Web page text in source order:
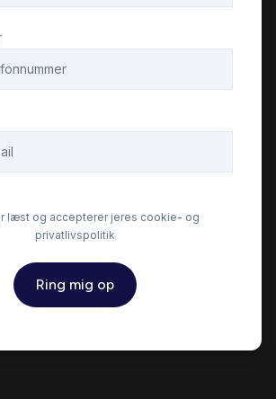
læst og accepterer jeres cookie- og
privatlivspolitik
Ring mig op